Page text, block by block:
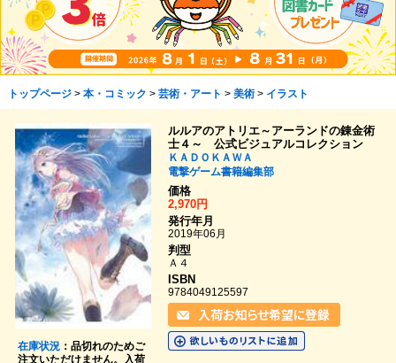
トップページ> 本・コミック > 芸術・アート > 美術> イラスト
在庫状況：品切れのためご
注文いただけません。入荷
ルルアのアトリエ～アーランドの錬金術
士４～ 公式ビジュアルコレクション
ＫＡＤＯＫＡＷＡ
電撃ゲーム書籍編集部
価格
2,970円
発行年月
2019年06月
判型
Ａ４
ISBN
9784049125597